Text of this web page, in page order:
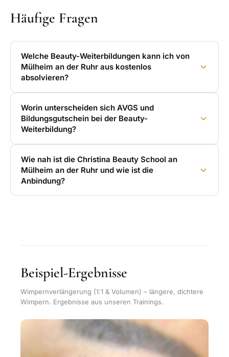
Häufige Fragen
Welche Beauty-Weiterbildungen kann ich von
Mülheim an der Ruhr aus kostenlos
absolvieren?
Worin unterscheiden sich AVGS und
Bildungsgutschein bei der Beauty-
Weiterbildung?
Wie nah ist die Christina Beauty School an
Mülheim an der Ruhr und wie ist die
Anbindung?
Beispiel-Ergebnisse
Wimpernverlängerung (1:1 & Volumen) – längere, dichtere
Wimpern. Ergebnisse aus unseren Trainings.